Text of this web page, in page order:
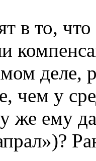
в то,
деле,
у
же ему